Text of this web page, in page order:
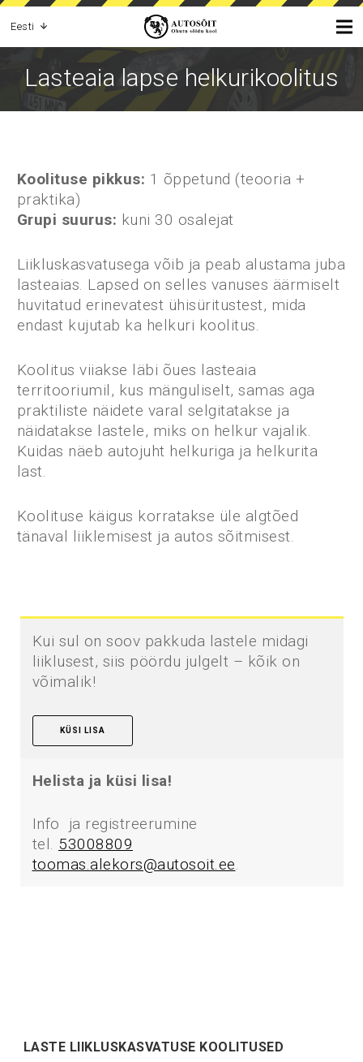
Eesti
Lasteaia lapse helkurikoolitus
Koolituse pikkus: 1 õppetund (teooria +
praktika)
Grupi suurus: kuni 30 osalejat
Liikluskasvatusega võib ja peab alustama juba
lasteaias. Lapsed on selles vanuses äärmiselt
huvitatud erinevatest ühisüritustest, mida
endast kujutab ka helkuri koolitus.
Koolitus viiakse läbi õues lasteaia
territooriumil, kus mänguliselt, samas aga
praktiliste näidete varal selgitatakse ja
näidatakse lastele, miks on helkur vajalik.
Kuidas näeb autojuht helkuriga ja helkurita
last.
Koolituse käigus korratakse üle algtõed
tänaval liiklemisest ja autos sõitmisest.
Kui sul on soov pakkuda lastele midagi
liiklusest, siis pöördu julgelt – kõik on
võimalik!
KÜSI LISA
Helista ja küsi lisa!
Info ja registreerumine
tel. 53008809
toomas.alekors@autosoit.ee.
LASTE LIIKLUSKASVATUSE KOOLITUSED